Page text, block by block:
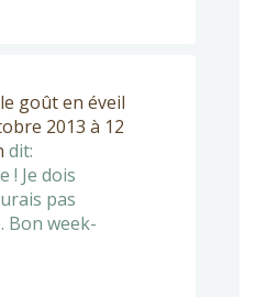
goût en éveil
2013 à 12
dit:
! Je dois
pas
Bon week-